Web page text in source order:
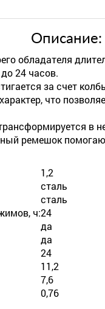
Описание:
обладателя
24 часов.
за счет
что
в
ремешок
1,2
сталь
сталь
ч:24
да
да
24
11,2
7,6
0,76